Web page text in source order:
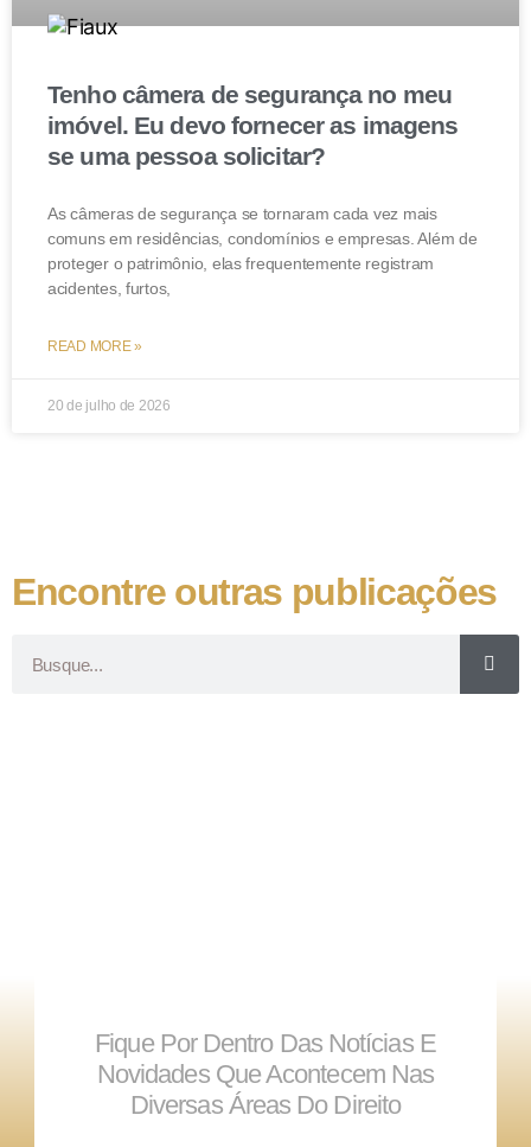
Tenho câmera de segurança no meu
imóvel. Eu devo fornecer as imagens
se uma pessoa solicitar?
As câmeras de segurança se tornaram cada vez mais
comuns em residências, condomínios e empresas. Além de
proteger o patrimônio, elas frequentemente registram
acidentes, furtos,
READ MORE »
20 de julho de 2026
Encontre outras publicações
Fique Por Dentro Das Notícias E
Novidades Que Acontecem Nas
Diversas Áreas Do Direito